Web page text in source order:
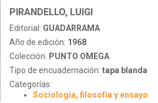
PIRANDELLO, LUIGI
Editorial: GUADARRAMA
Año de edición: 1968
Colección: PUNTO OMEGA
Tipo de encuadernación: tapa blanda
Categorías:
Sociología, filosofía y ensayo